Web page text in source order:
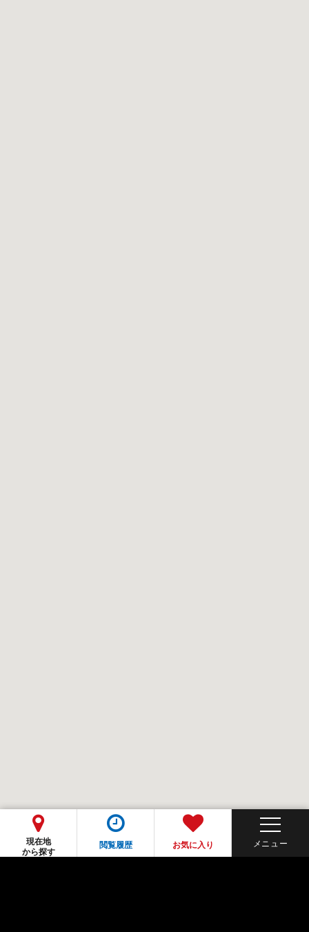
現在地
から探す
閲覧履歴 お気に入り